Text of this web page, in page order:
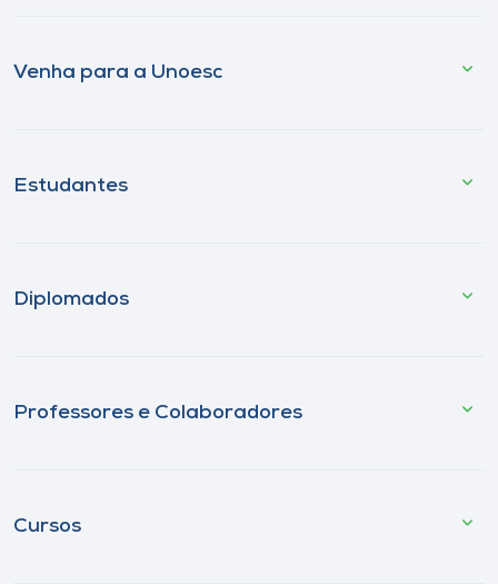
Venha para a Unoesc
Estudantes
Diplomados
Professores e Colaboradores
Cursos